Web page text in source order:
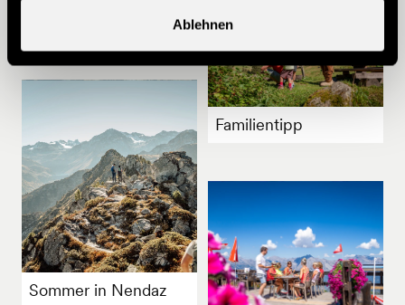
Ablehnen
Familientipp
Sommer in Nendaz